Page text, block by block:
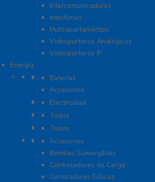
Intercomunicadores
Interfones
Multiapartamentos
Videoporteros Analógicos
Videoporteros IP
Energía
Baterías
Baterías
Accesorios
Cables
Electricidad
Cargadores de Baterías
Todos
Lámparas de Emergencia
Todos
Energía Solar y Eólica
Accesorios
Bombas Sumergibles
Controladores de Carga
Generadores Eólicos